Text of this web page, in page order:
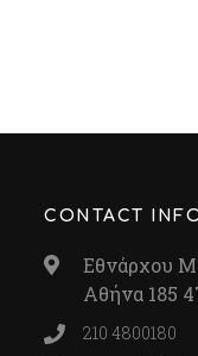
CONTACT
Εθνάρχου
Αθήνα 185
210 4800180